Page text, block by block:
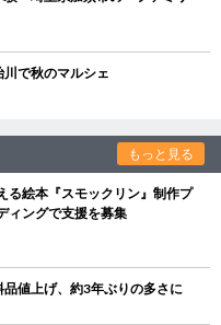
で秋のマルシェ
もっと見る
る絵本『スモックリン』制作プ
ィングで支援を募集
値上げ、約3年ぶりの多さに